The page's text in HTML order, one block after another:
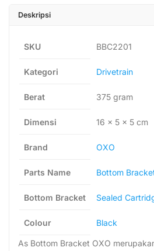
Deskripsi
SKU BBC2201
Kategori Drivetrain
Berat 375 gram
Dimensi 16 × 5 × 5 cm
Brand OXO
Parts Name Bottom
Bottom Bracket Sealed
Colour Black
As Bottom Bracket OXO